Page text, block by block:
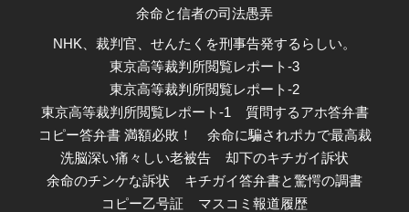
余命と信者の司法愚弄
NHK、裁判官、せんたくを刑事告発するらしい。
東京高等裁判所閲覧レポート-3
東京高等裁判所閲覧レポート-2
東京高等裁判所閲覧レポート-1
質問するアホ答弁書
コピー答弁書 満額必敗！
余命に騙されポカで最高裁
洗脳深い痛々しい老被告
却下のキチガイ訴状
余命のチンケな訴状
キチガイ答弁書と驚愕の調書
コピー乙号証
マスコミ報道履歴